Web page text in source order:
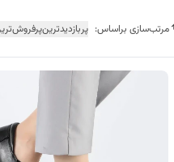
مرتب‌سازی براساس: پربازدیدترین